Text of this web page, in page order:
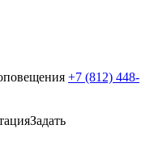
+7 (812) 448-
Задать